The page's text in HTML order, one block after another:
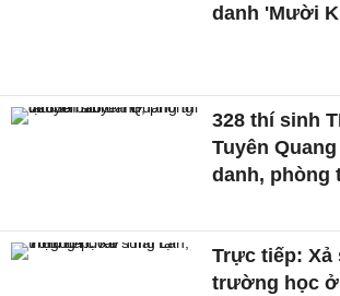
danh 'Mười
328 thí sinh
Tuyên
danh, phòng
Trực tiếp: Xả
trường học ở